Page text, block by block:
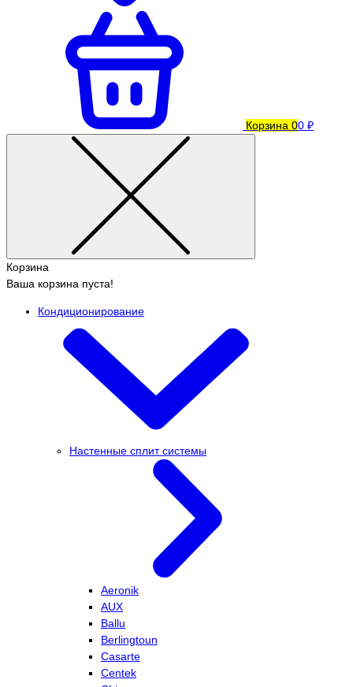
Корзина 00 ₽
Корзина
Ваша корзина пуста!
Кондиционирование
Настенные сплит системы
Aeronik
AUX
Ballu
Berlingtoun
Casarte
Centek